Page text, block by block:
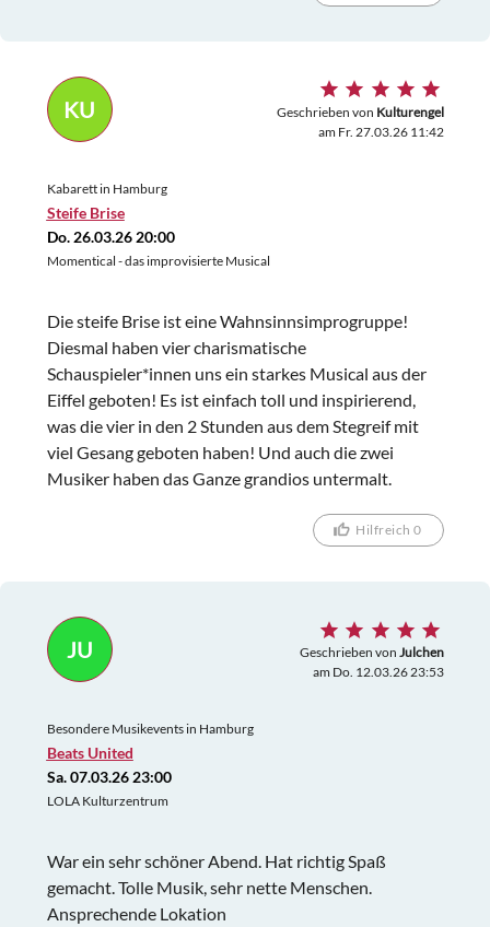
KU Geschrieben von Kulturengel
am Fr. 27.03.26 11:42
Kabarett in Hamburg
Steife Brise
Do. 26.03.26 20:00
Momentical - das improvisierte Musical
Die steife Brise ist eine Wahnsinnsimprogruppe!
Diesmal haben vier charismatische
Schauspieler*innen uns ein starkes Musical aus der
Eiffel geboten! Es ist einfach toll und inspirierend,
was die vier in den 2 Stunden aus dem Stegreif mit
viel Gesang geboten haben! Und auch die zwei
Musiker haben das Ganze grandios untermalt.
Hilfreich 0
JU Geschrieben von Julchen
am Do. 12.03.26 23:53
Besondere Musikevents in Hamburg
Beats United
Sa. 07.03.26 23:00
LOLA Kulturzentrum
War ein sehr schöner Abend. Hat richtig Spaß
gemacht. Tolle Musik, sehr nette Menschen.
Ansprechende Lokation